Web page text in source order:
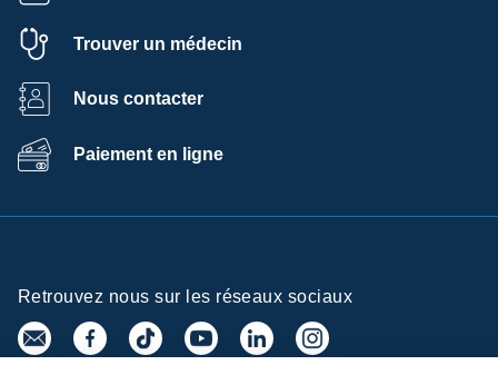
Trouver un médecin
Nous contacter
Paiement en ligne
Retrouvez nous sur les réseaux sociaux